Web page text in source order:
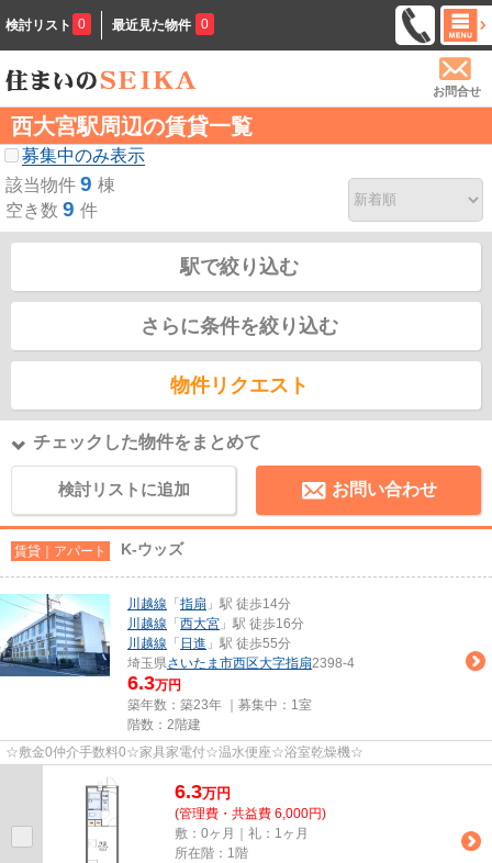
検討リスト 0 最近見た物件 0
お問合せ
西大宮駅周辺の賃貸一覧
募集中のみ表示
該当物件 9 棟
空き数 9 件
駅で絞り込む
さらに条件を絞り込む
物件リクエスト
チェックした物件をまとめて
検討リストに追加 お問い合わせ
賃貸｜アパート K-ウッズ
川越線 「 指扇 」駅 徒歩14分
川越線 「 西大宮 」駅 徒歩16分
川越線 「 日進 」駅 徒歩55分
埼玉県さいたま市西区大字指扇2398-4
6.3万円
築年数：築23年 ｜募集中： 1室
階数：2階建
☆敷金0仲介手数料0☆家具家電付☆温水便座☆浴室乾燥機☆
6.3万円
(管理費・共益費 6,000円)
敷：0ヶ月｜礼：1ヶ月
所在階：1階